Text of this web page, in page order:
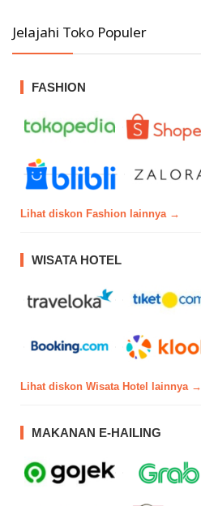
Jelajahi Toko Populer
FASHION
Lihat diskon Fashion lainnya →
WISATA HOTEL
Lihat diskon Wisata Hotel lainnya →
MAKANAN E-HAILING